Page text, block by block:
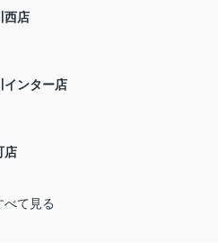
西店
インター店
店
べて見る